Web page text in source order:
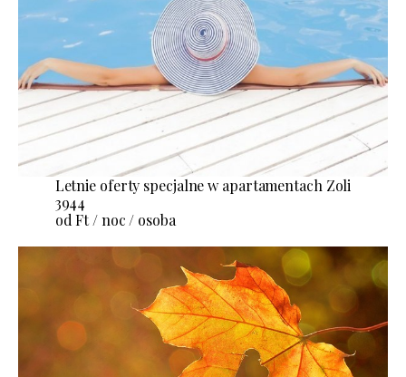
Letnie oferty specjalne w apartamentach Zoli
3944
od Ft / noc / osoba